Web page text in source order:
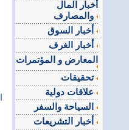
أخبار المال
المعارض و المؤتمرات
تحقيقات